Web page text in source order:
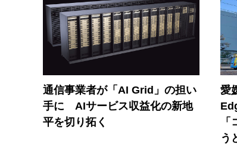
通信事業者が「AI Grid」の担い
手に AIサービス収益化の新地
平を切り拓く
愛
う